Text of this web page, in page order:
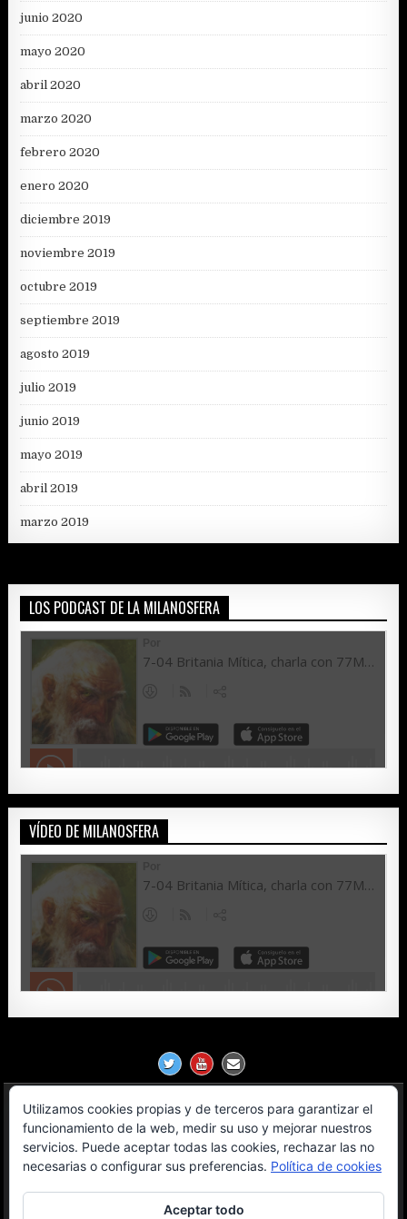
junio 2020
mayo 2020
abril 2020
marzo 2020
febrero 2020
enero 2020
diciembre 2019
noviembre 2019
octubre 2019
septiembre 2019
agosto 2019
julio 2019
junio 2019
mayo 2019
abril 2019
marzo 2019
LOS PODCAST DE LA MILANOSFERA
VÍDEO DE MILANOSFERA
Política de Privacidad
Aviso Legal
Contacto
Utilizamos cookies propias y de terceros para garantizar el
funcionamiento de la web, medir su uso y mejorar nuestros
servicios. Puede aceptar todas las cookies, rechazar las no
necesarias o configurar sus preferencias. Política de cookies
Aceptar todo